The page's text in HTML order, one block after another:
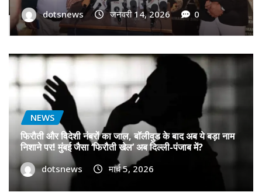
dotsnews जनवरी 9, 2026 0
NEWS
फिरौती और विदेशी नंबरों का जाल, बॉलीवुड के बाद अब ये बड़ा नाम
निशाने पर! मुंबई जैसा ‘फिरौती खेल’ अब दिल्ली-पंजाब में?
dotsnews मार्च 5, 2026